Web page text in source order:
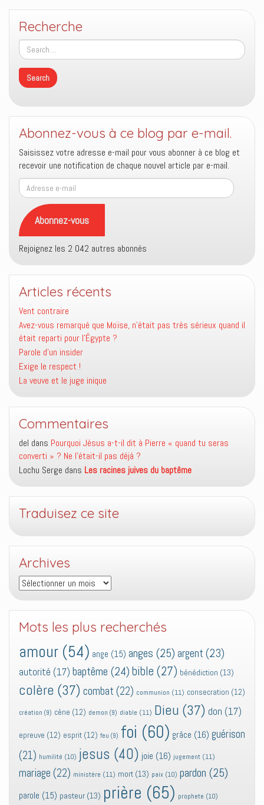
Recherche
Abonnez-vous à ce blog par e-mail.
Saisissez votre adresse e-mail pour vous abonner à ce blog et
recevoir une notification de chaque nouvel article par e-mail.
Adresse
e-
mail
Abonnez-vous
Rejoignez les 2 042 autres abonnés
Articles récents
Vent contraire
Avez-vous remarqué que Moïse, n’était pas très sérieux quand il
était reparti pour l’Égypte ?
Parole d’un insider
Exige le respect !
La veuve et le juge inique
Commentaires
del dans Pourquoi Jésus a-t-il dit à Pierre « quand tu seras
converti » ? Ne l’était-il pas déjà ?
Lochu Serge dans Les racines juives du baptême
Traduisez ce site
Archives
Archives
Mots les plus recherchés
amour (54) ange (15) anges (25) argent (23)
autorité (17) baptême (24) bible (27) bénédiction (13)
colère (37) combat (22) communion (11) consecration (12)
création (9) cène (12) demon (9) diable (11) Dieu (37) don (17)
epreuve (12) esprit (12) feu (9) foi (60) grâce (16) guérison
(21) humilité (10) jesus (40) joie (16) jugement (11)
mariage (22) ministère (11) mort (13) paix (10) pardon (25)
parole (15) pasteur (13) prière (65) prophete (10)